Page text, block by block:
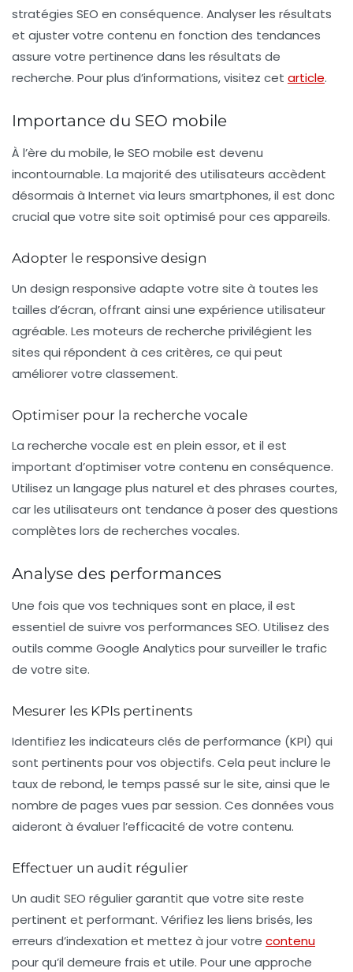
stratégies SEO en conséquence. Analyser les résultats
et ajuster votre contenu en fonction des tendances
assure votre pertinence dans les résultats de
recherche. Pour plus d’informations, visitez cet article.
Importance du SEO mobile
À l’ère du mobile, le SEO mobile est devenu
incontournable. La majorité des utilisateurs accèdent
désormais à Internet via leurs smartphones, il est donc
crucial que votre site soit optimisé pour ces appareils.
Adopter le responsive design
Un design responsive adapte votre site à toutes les
tailles d’écran, offrant ainsi une expérience utilisateur
agréable. Les moteurs de recherche privilégient les
sites qui répondent à ces critères, ce qui peut
améliorer votre classement.
Optimiser pour la recherche vocale
La recherche vocale est en plein essor, et il est
important d’optimiser votre contenu en conséquence.
Utilisez un langage plus naturel et des phrases courtes,
car les utilisateurs ont tendance à poser des questions
complètes lors de recherches vocales.
Analyse des performances
Une fois que vos techniques sont en place, il est
essentiel de suivre vos performances SEO. Utilisez des
outils comme Google Analytics pour surveiller le trafic
de votre site.
Mesurer les KPIs pertinents
Identifiez les indicateurs clés de performance (KPI) qui
sont pertinents pour vos objectifs. Cela peut inclure le
taux de rebond, le temps passé sur le site, ainsi que le
nombre de pages vues par session. Ces données vous
aideront à évaluer l’efficacité de votre contenu.
Effectuer un audit régulier
Un audit SEO régulier garantit que votre site reste
pertinent et performant. Vérifiez les liens brisés, les
erreurs d’indexation et mettez à jour votre contenu
pour qu’il demeure frais et utile. Pour une approche